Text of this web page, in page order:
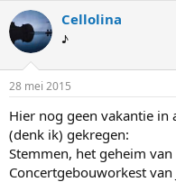
p
i
c
s
t
a
t
e
r
r
a
m
Cellolina
♪
28 mei 2015
Hier nog geen vakantie
(denk ik) gekregen:
Stemmen, het geheim
Concertgebouworkest